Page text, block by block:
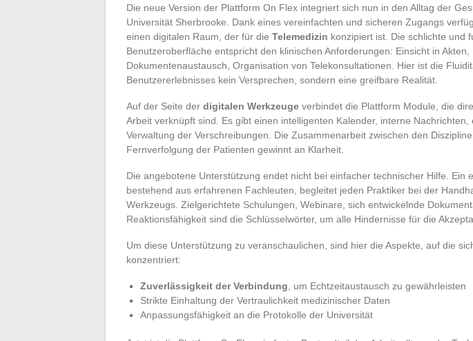
Die neue Version der Plattform On Flex integriert sich nun in den Alltag der
Universität Sherbrooke. Dank eines vereinfachten und sicheren Zugangs
einen digitalen Raum, der für die Telemedizin konzipiert ist. Die schlichte und
Benutzeroberfläche entspricht den klinischen Anforderungen: Einsicht in Akten,
Dokumentenaustausch, Organisation von Telekonsultationen. Hier ist die
Benutzererlebnisses kein Versprechen, sondern eine greifbare Realität.
Auf der Seite der digitalen Werkzeuge verbindet die Plattform Module, die
Arbeit verknüpft sind. Es gibt einen intelligenten Kalender, interne Nachrichten,
Verwaltung der Verschreibungen. Die Zusammenarbeit zwischen den
Fernverfolgung der Patienten gewinnt an Klarheit.
Die angebotene Unterstützung endet nicht bei einfacher technischer Hilfe. Ein
bestehend aus erfahrenen Fachleuten, begleitet jeden Praktiker bei der
Werkzeugs. Zielgerichtete Schulungen, Webinare, sich entwickelnde
Reaktionsfähigkeit sind die Schlüsselwörter, um alle Hindernisse für die
Um diese Unterstützung zu veranschaulichen, sind hier die Aspekte, auf die
konzentriert:
Zuverlässigkeit der Verbindung , um Echtzeitaustausch zu gewährleisten
Strikte Einhaltung der Vertraulichkeit medizinischer Daten
Anpassungsfähigkeit an die Protokolle der Universität